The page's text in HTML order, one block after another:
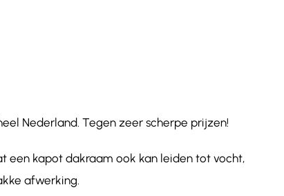
Nederland. Tegen zeer scherpe prijzen!
een kapot dakraam ook kan leiden tot vocht,
afwerking.